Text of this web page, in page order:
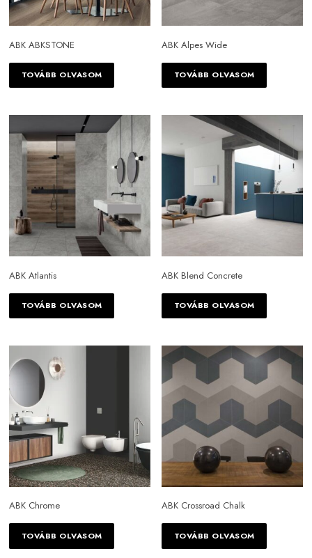
Tégla
fehér
fekete
kék
mákos szürke
narancssárga
piros
rózsaszín
sárga
sötét szürke
szürke
többszín?
világos szürke
vörös
vöröses szürke
zöld
többszínű
ABK ABKSTONE
TOVÁBB OLVASOM
ABK Alpes Wide
TOVÁBB OLVASOM
ABK Atlantis
TOVÁBB OLVASOM
ABK Blend Concrete
TOVÁBB OLVASOM
ABK Chrome
TOVÁBB OLVASOM
ABK Crossroad Chalk
TOVÁBB OLVASOM